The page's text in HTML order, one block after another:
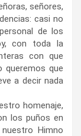
señores,
casi no
de los
con toda la
con que
queremos que
a decir nada
homenaje,
los puños en
Himno